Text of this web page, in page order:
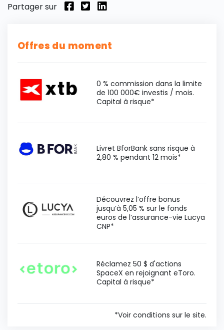
Partager sur
Offres du moment
0 % commission dans la limite
de 100 000€ investis / mois.
Capital à risque*
Livret BforBank sans risque à
2,80 % pendant 12 mois*
Découvrez l’offre bonus
jusqu’à 5,05 % sur le fonds
euros de l’assurance-vie Lucya
CNP*
Réclamez 50 $ d'actions
SpaceX en rejoignant eToro.
Capital à risque*
*Voir conditions sur le site.